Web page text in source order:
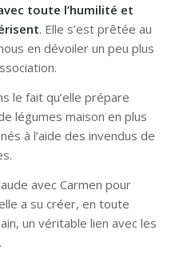
toute l’humilité et
. Elle s’est prêtée au
en dévoiler un peu plus
le fait qu’elle prépare
légumes maison en plus
à l’aide des invendus de
avec Carmen pour
a su créer, en toute
un véritable lien avec les